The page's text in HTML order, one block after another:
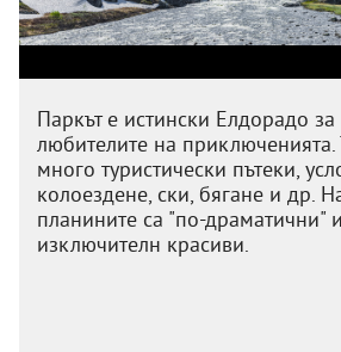
Паркът е истински Елдорадо за
любителите на приключенията.
много туристически пътеки,
колоездене, ски, бягане и др.
планините са "по-драматични" и
изключителн красиви.